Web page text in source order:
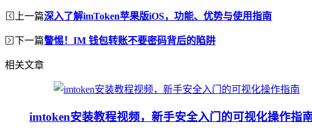
上一篇深入了解imToken苹果版iOS，功能、优势与使用指南
下一篇警惕！IM 钱包转账不要密码背后的陷阱
相关文章
imtoken安装教程视频，新手安全入门的可视化操作指